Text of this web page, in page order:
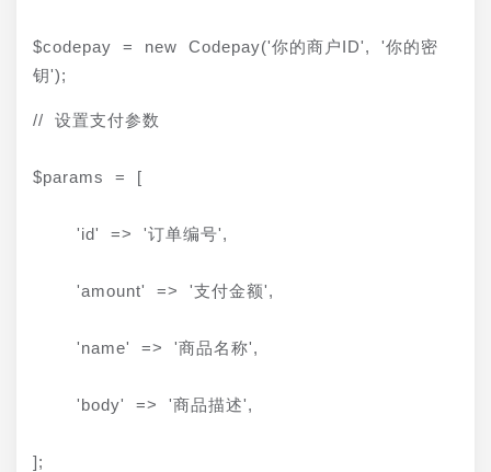
$codepay = new Codepay('你的商户ID', '你的密
钥');
// 设置支付参数
$params = [
    'id' => '订单编号',
    'amount' => '支付金额',
    'name' => '商品名称',
    'body' => '商品描述',
];